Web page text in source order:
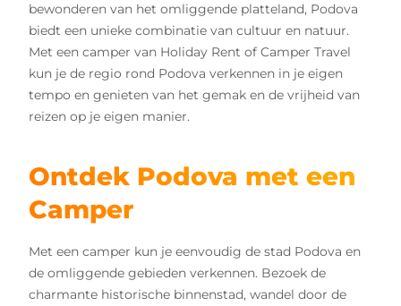
bewonderen van het omliggende platteland, Podova
biedt een unieke combinatie van cultuur en natuur.
Met een camper van Holiday Rent of Camper Travel
kun je de regio rond Podova verkennen in je eigen
tempo en genieten van het gemak en de vrijheid van
reizen op je eigen manier.
Ontdek Podova met een
Camper
Met een camper kun je eenvoudig de stad Podova en
de omliggende gebieden verkennen. Bezoek de
charmante historische binnenstad, wandel door de